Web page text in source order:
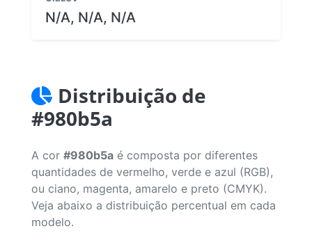
N/A, N/A, N/A
Distribuição de
#980b5a
A cor #980b5a é composta por diferentes
quantidades de vermelho, verde e azul (RGB),
ou ciano, magenta, amarelo e preto (CMYK).
Veja abaixo a distribuição percentual em cada
modelo.